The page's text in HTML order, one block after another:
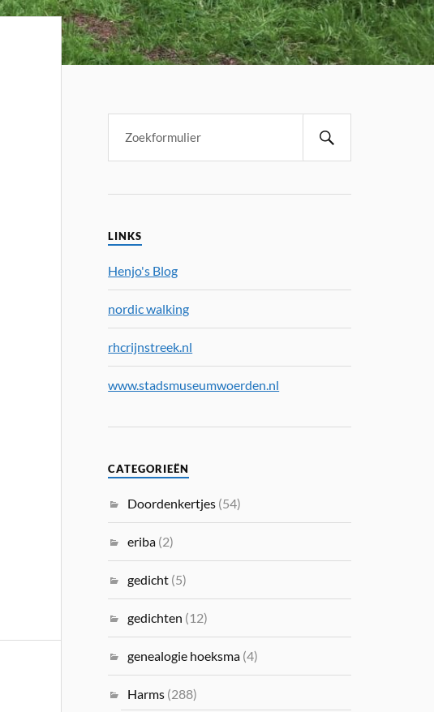
LINKS
Henjo's Blog
nordic walking
rhcrijnstreek.nl
www.stadsmuseumwoerden.nl
CATEGORIEËN
Doordenkertjes (54)
eriba (2)
gedicht (5)
gedichten (12)
genealogie hoeksma (4)
Harms (288)